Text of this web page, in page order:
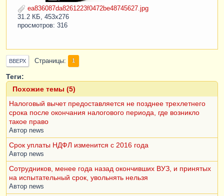
ea836087da8261223f0472be48745627.jpg
31.2 КБ, 453x276
просмотров: 316
ВВЕРХ Страницы 1
Теги:
Похожие темы (5)
Налоговый вычет предоставляется не позднее трехлетнего
срока после окончания налогового периода, где возникло
такое право
Автор news
Срок уплаты НДФЛ изменится с 2016 года
Автор news
Сотрудников, менее года назад окончивших ВУЗ, и принятых
на испытательный срок, увольнять нельзя
Автор news